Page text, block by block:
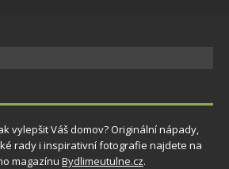
vylepšit Váš domov? Originální nápady,
rady i inspirativní fotografie najdete na
magazínu Bydlimeutulne.cz.